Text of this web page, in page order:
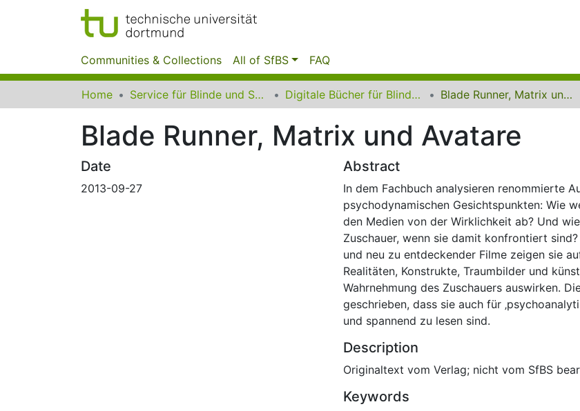
Communities & Collections All of SfBS FAQ
Home Service für Blinde und Sehbehinderte der UB Dortmund Digitale Bücher für Blinde und Sehbehinderte Blade Runner, Matrix und Avatare
Blade Runner, Matrix und Avatare
Date
2013-09-27
Abstract
In dem Fachbuch analysieren renommierte
psychodynamischen Gesichtspunkten: Wie
den Medien von der Wirklichkeit ab? Und
Zuschauer, wenn sie damit konfrontiert
und neu zu entdeckender Filme zeigen sie
Realitäten, Konstrukte, Traumbilder und
Wahrnehmung des Zuschauers auswirken.
geschrieben, dass sie auch für
und spannend zu lesen sind.
Description
Originaltext vom Verlag; nicht vom SfBS
Keywords